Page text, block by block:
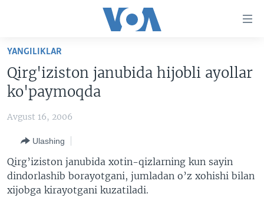
Boshiga
Qidiruvga
o'ting
AMERIKA
VATANDOSHLAR
MULTIMEDIA
AMERIKA MANZARALARI
IJTIMOIY TARMOQLAR
YANGILIKLAR
Qirg'iziston janubida hijobli ayollar
ko'paymoqda
Avgust 16, 2006
Ulashing
Qirg’iziston janubida xotin-qizlarning kun sayin
dindorlashib borayotgani, jumladan o’z xohishi bilan
xijobga kirayotgani kuzatiladi.